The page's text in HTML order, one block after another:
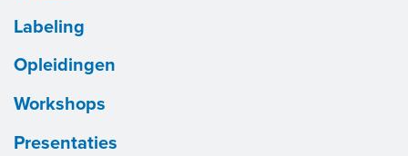
Labeling
Opleidingen
Workshops
Presentaties